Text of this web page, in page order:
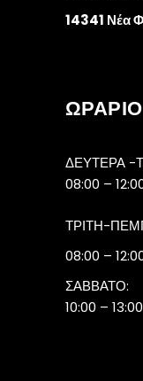
14341 Νέα
ΔΕΥΤΕΡΑ -
08:00 –
ΤΡΙΤΗ-
08:00 –
ΣΑΒΒΑΤΟ:
10:00 – 13:00